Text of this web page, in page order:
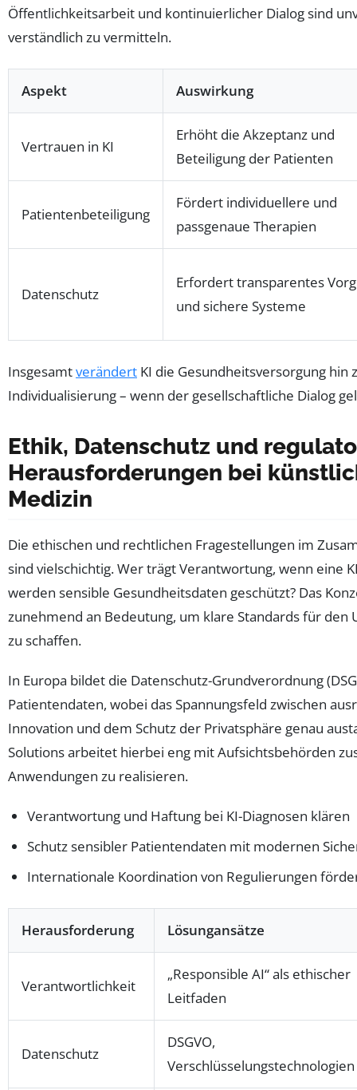
Öffentlichkeitsarbeit und kontinuierlicher Dialog sind
verständlich zu vermitteln.
Aspekt Auswirkung
Vertrauen in KI
Erhöht die Akzeptanz und
Beteiligung der Patienten
Patientenbeteiligung
Fördert individuellere und
passgenaue Therapien
Datenschutz
Erfordert transparentes
und sichere Systeme
Insgesamtverändert KI die Gesundheitsversorgung hin
Individualisierung – wenn der gesellschaftliche Dialog
Ethik, Datenschutz und
Herausforderungen bei
Medizin
Die ethischen und rechtlichen Fragestellungen im
sind vielschichtig. Wer trägt Verantwortung, wenn eine
werden sensible Gesundheitsdaten geschützt? Das
zunehmend an Bedeutung, um klare Standards für den
zu schaffen.
In Europa bildet die Datenschutz-Grundverordnung
Patientendaten, wobei das Spannungsfeld zwischen
Innovation und dem Schutz der Privatsphäre genau
Solutions arbeitet hierbei eng mit Aufsichtsbehörden
Anwendungen zu realisieren.
Verantwortung und Haftung bei KI-Diagnosen klären
Schutz sensibler Patientendaten mit modernen
Internationale Koordination von Regulierungen
Herausforderung Lösungansätze
Verantwortlichkeit
„Responsible AI“ als ethischer
Leitfaden
Datenschutz
DSGVO,
Verschlüsselungstechnologien